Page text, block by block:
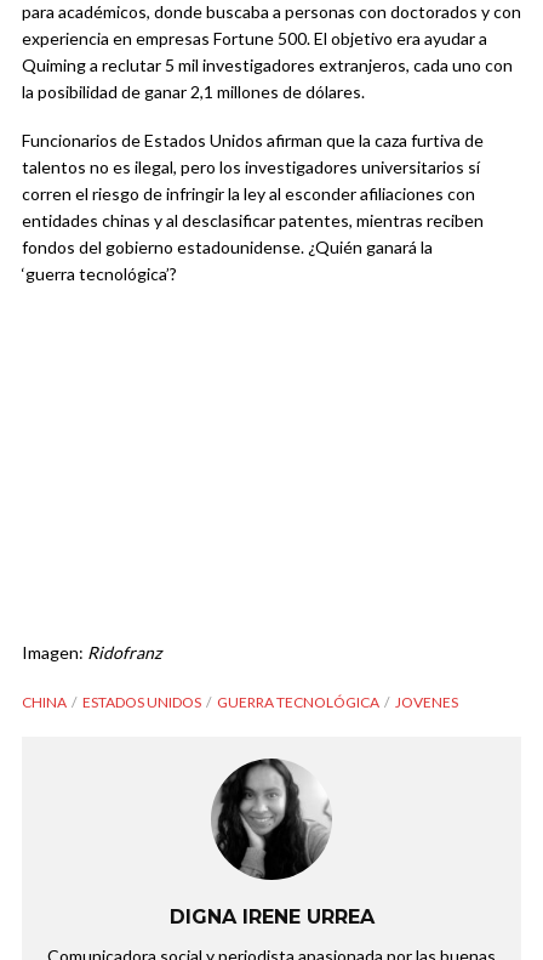
para académicos, donde buscaba a personas con doctorados y con
experiencia en empresas Fortune 500. El objetivo era ayudar a
Quiming a reclutar 5 mil investigadores extranjeros, cada uno con
la posibilidad de ganar 2,1 millones de dólares.
Funcionarios de Estados Unidos afirman que la caza furtiva de
talentos no es ilegal, pero los investigadores universitarios sí
corren el riesgo de infringir la ley al esconder afiliaciones con
entidades chinas y al desclasificar patentes, mientras reciben
fondos del gobierno estadounidense. ¿Quién ganará la
‘guerra tecnológica’?
Imagen: Ridofranz
CHINA ESTADOS UNIDOS GUERRA TECNOLÓGICA JOVENES
DIGNA IRENE URREA